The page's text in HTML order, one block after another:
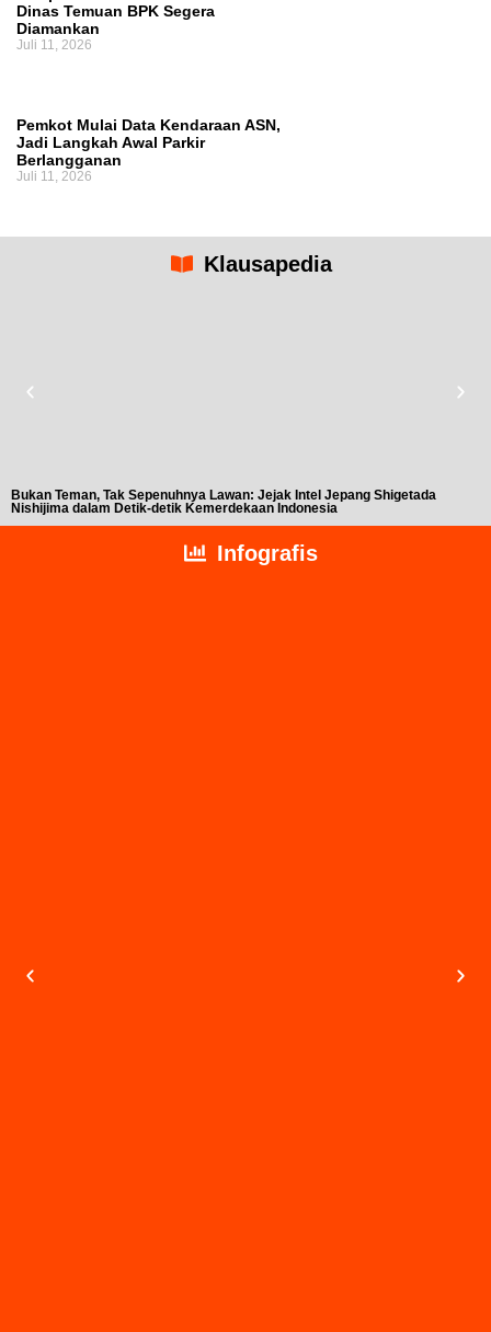
Dinas Temuan BPK Segera
Diamankan
Juli 11, 2026
Pemkot Mulai Data Kendaraan ASN,
Jadi Langkah Awal Parkir
Berlangganan
Juli 11, 2026
Klausapedia
Bukan Teman, Tak Sepenuhnya Lawan: Jejak Intel Jepang Shigetada
Nishijima dalam Detik-detik Kemerdekaan Indonesia
Infografis